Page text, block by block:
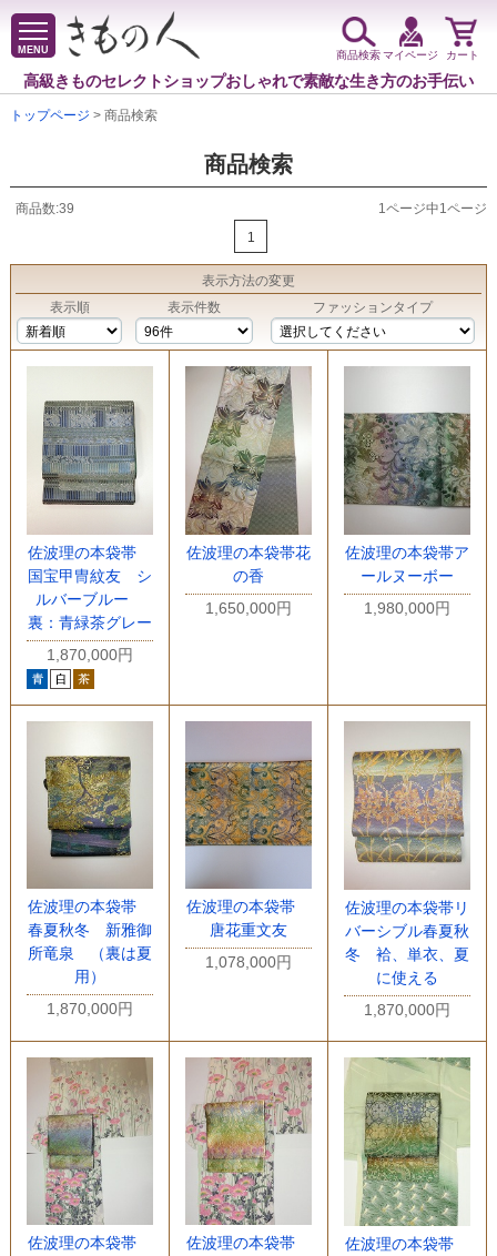
MENU
高級きものセレクトショップおしゃれで素敵な生き方のお手伝い
商品検索マイページ カート
トップページ > 商品検索
商品検索
商品数:39
1ページ中1ページ
1
表示方法の変更
表示順
表示件数 ファッションタイプ
佐波理の本袋帯
国宝甲冑紋友 シ
ルバーブルー
裏：青緑茶グレー
1,870,000円
佐波理の本袋帯花
の香
1,650,000円
佐波理の本袋帯ア
ールヌーボー
1,980,000円
佐波理の本袋帯
春夏秋冬 新雅御
所竜泉 （裏は夏
用）
1,870,000円
佐波理の本袋帯
唐花重文友
1,078,000円
佐波理の本袋帯リ
バーシブル春夏秋
冬 袷、単衣、夏
に使える
1,870,000円
佐波理の本袋帯
佐波理の本袋帯
佐波理の本袋帯